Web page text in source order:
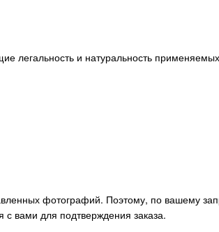
легальность и натуральность
фотографий. Поэтому, по вашему
вами для подтверждения заказа.